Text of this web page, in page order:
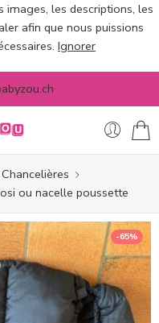
images, les descriptions, les
afin que nous puissions
Ignorer
Chancelières
ou nacelle poussette
-65%